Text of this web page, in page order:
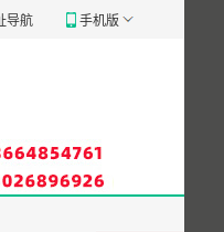
JY14401030058197
导航 手机版